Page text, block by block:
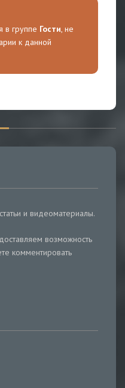
в группе Гости, не
к данной
и видеоматериалы.
возможность
комментировать